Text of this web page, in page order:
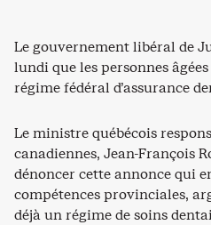
Le gouvernement libéral de
lundi que les personnes
régime fédéral d’assurance
Le ministre québécois
canadiennes, Jean-François
dénoncer cette annonce qui
compétences provinciales,
déjà un régime de soins